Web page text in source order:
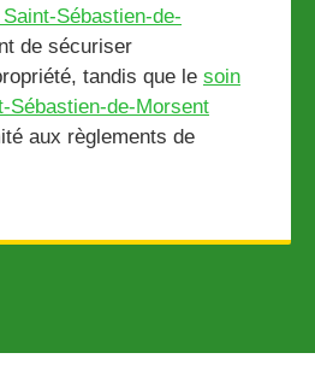
Sébastien-de-
de sécuriser
tandis que le soin
Sébastien-de-Morsent
aux règlements de